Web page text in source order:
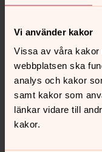
Vi använder kakor
Vissa av våra kakor
webbplatsen ska
analys och kakor
samt kakor som
länkar vidare till
kakor.
09.00–12.00·
Degerfors
Välkommen att
Vi serverar kaffe,
fint kan ni sitta ute